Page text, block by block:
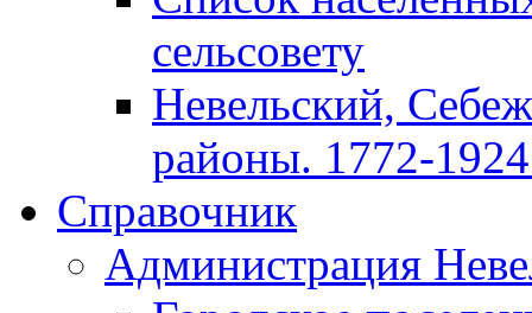
сельсовету
Невельский,
районы. 1772-1924
Справочник
Администрация